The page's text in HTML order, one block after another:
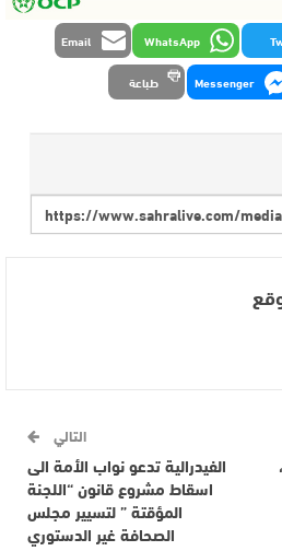
WhatsApp
Email
Messenger طباعة
التالي
الفيدرالية تدعو نواب الأمة الى
اسقاط مشروع قانون “اللجنة
المؤقتة ” لتسيير مجلس
الصحافة غير الدستوري